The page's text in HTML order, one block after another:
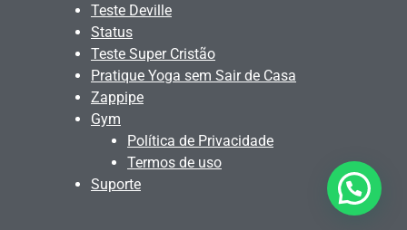
Teste Deville
Status
Teste Super Cristão
Pratique Yoga sem Sair de Casa
Zappipe
Gym
Política de Privacidade
Termos de uso
Suporte